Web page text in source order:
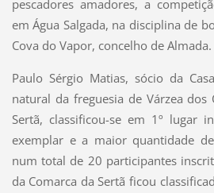
pescadores amadores, a
em Água Salgada, na disciplina de
Cova do Vapor, concelho de Almada.
Paulo Sérgio Matias, sócio da
natural da freguesia de Várzea dos
Sertã, classificou-se em 1º lugar
exemplar e a maior quantidade
num total de 20 participantes
da Comarca da Sertã ficou